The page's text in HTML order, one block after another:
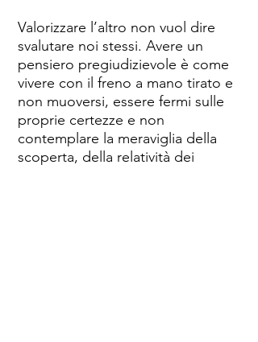
Valorizzare l’altro non vuol dire
svalutare noi stessi. Avere un
pensiero pregiudizievole è come
vivere con il freno a mano tirato e
non muoversi, essere fermi sulle
proprie certezze e non
contemplare la meraviglia della
scoperta, della relatività dei